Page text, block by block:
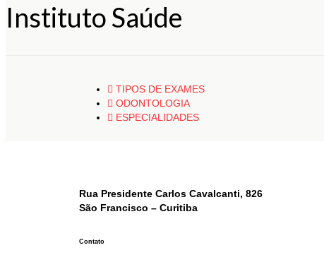
Instituto Saúde
TIPOS DE EXAMES
ODONTOLOGIA
ESPECIALIDADES
Rua Presidente Carlos Cavalcanti, 826
São Francisco – Curitiba
Contato